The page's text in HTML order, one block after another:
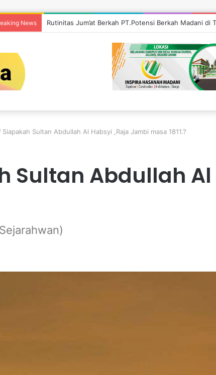
News Rutinitas Jum’at Berkah PT.Potensi Berkah Madani di
Siapakah Sultan Abdullah Al Habsyi ,Raja Jambi masa 1811.?
Sultan Abdullah